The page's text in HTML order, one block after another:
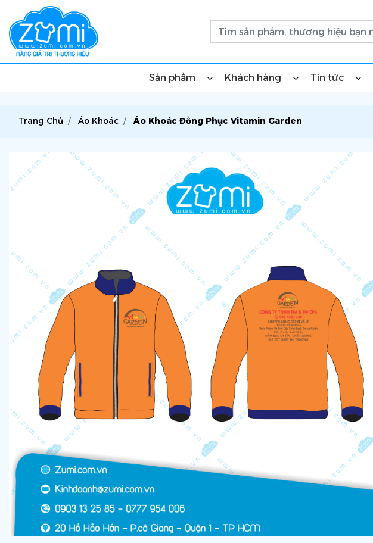
Sản phẩm Khách hàng Tin tức
Trang Chủ Áo Khoác Áo Khoác Đồng Phục Vitamin Garden